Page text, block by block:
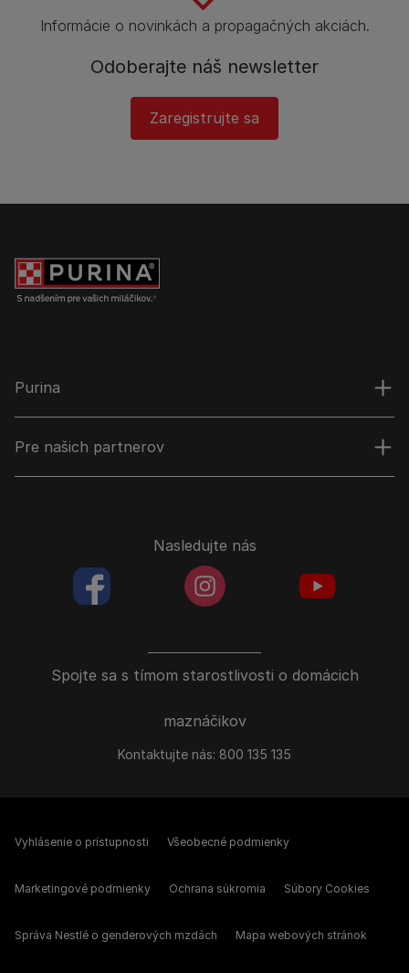
Informácie o novinkách a propagačných akciách.
Odoberajte náš newsletter
Zaregistrujte sa
Purina
Pre našich partnerov
Spojte sa s tímom starostlivosti o domácich
maznáčikov
Kontaktujte nás: 800 135 135
Nasledujte nás
facebookColoredinstagramColored
Vyhlásenie o prístupnosti Všeobecné podmienky
Marketingové podmienky Ochrana súkromia Súbory Cookies
Správa Nestlé o genderových mzdách Mapa webových stránok